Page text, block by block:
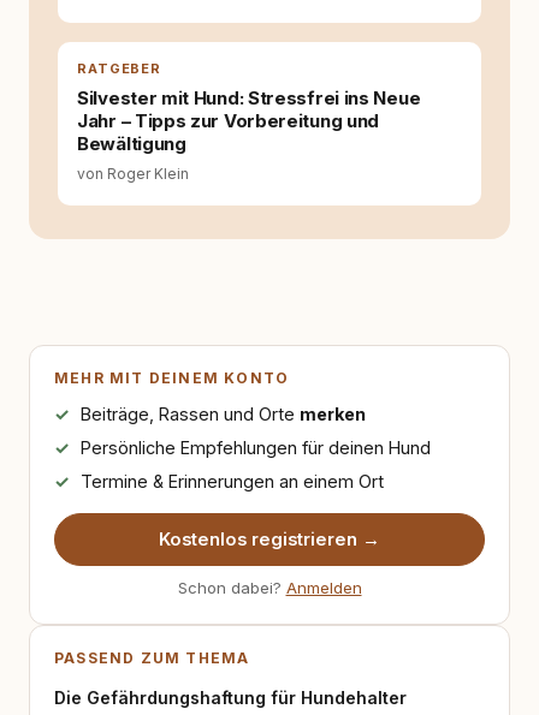
RATGEBER
Silvester mit Hund: Stressfrei ins Neue
Jahr – Tipps zur Vorbereitung und
Bewältigung
von Roger Klein
MEHR MIT DEINEM KONTO
Beiträge, Rassen und Orte merken
Persönliche Empfehlungen für deinen Hund
Termine & Erinnerungen an einem Ort
Kostenlos registrieren →
Schon dabei? Anmelden
PASSEND ZUM THEMA
Die Gefährdungshaftung für Hundehalter